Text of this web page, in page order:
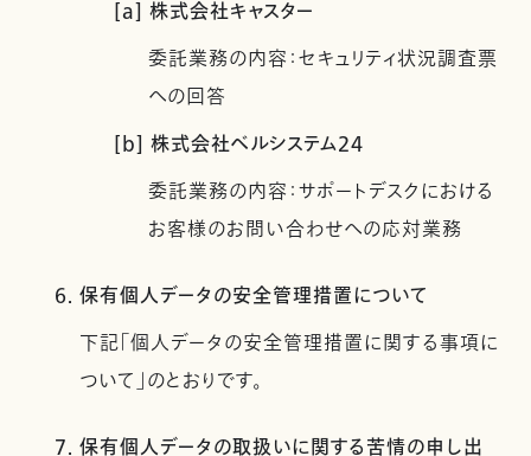
[a] 株式会社キャスター
委託業務の内容：セキュリティ状況調査票
への回答
[b] 株式会社ベルシステム24
委託業務の内容：サポートデスクにおける
お客様のお問い合わせへの応対業務
6. 保有個人データの安全管理措置について
下記「個人データの安全管理措置に関する事項に
ついて」のとおりです。
7. 保有個人データの取扱いに関する苦情の申し出